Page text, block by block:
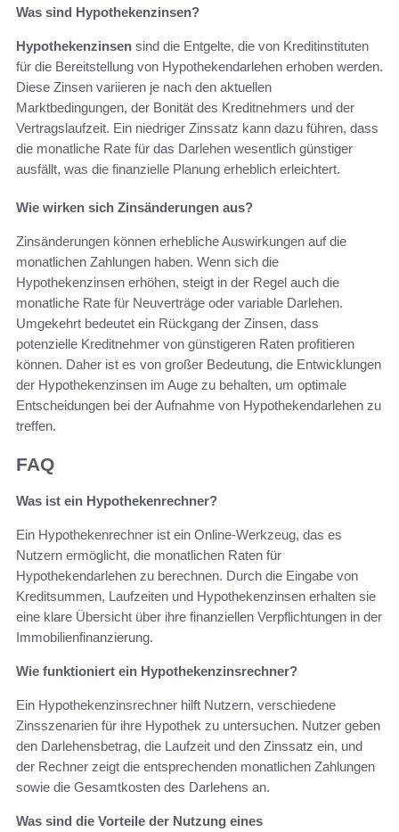
Was sind Hypothekenzinsen?
Hypothekenzinsen sind die Entgelte, die von Kreditinstituten
für die Bereitstellung von Hypothekendarlehen erhoben werden.
Diese Zinsen variieren je nach den aktuellen
Marktbedingungen, der Bonität des Kreditnehmers und der
Vertragslaufzeit. Ein niedriger Zinssatz kann dazu führen, dass
die monatliche Rate für das Darlehen wesentlich günstiger
ausfällt, was die finanzielle Planung erheblich erleichtert.
Wie wirken sich Zinsänderungen aus?
Zinsänderungen können erhebliche Auswirkungen auf die
monatlichen Zahlungen haben. Wenn sich die
Hypothekenzinsen erhöhen, steigt in der Regel auch die
monatliche Rate für Neuverträge oder variable Darlehen.
Umgekehrt bedeutet ein Rückgang der Zinsen, dass
potenzielle Kreditnehmer von günstigeren Raten profitieren
können. Daher ist es von großer Bedeutung, die Entwicklungen
der Hypothekenzinsen im Auge zu behalten, um optimale
Entscheidungen bei der Aufnahme von Hypothekendarlehen zu
treffen.
FAQ
Was ist ein Hypothekenrechner?
Ein Hypothekenrechner ist ein Online-Werkzeug, das es
Nutzern ermöglicht, die monatlichen Raten für
Hypothekendarlehen zu berechnen. Durch die Eingabe von
Kreditsummen, Laufzeiten und Hypothekenzinsen erhalten sie
eine klare Übersicht über ihre finanziellen Verpflichtungen in der
Immobilienfinanzierung.
Wie funktioniert ein Hypothekenzinsrechner?
Ein Hypothekenzinsrechner hilft Nutzern, verschiedene
Zinsszenarien für ihre Hypothek zu untersuchen. Nutzer geben
den Darlehensbetrag, die Laufzeit und den Zinssatz ein, und
der Rechner zeigt die entsprechenden monatlichen Zahlungen
sowie die Gesamtkosten des Darlehens an.
Was sind die Vorteile der Nutzung eines